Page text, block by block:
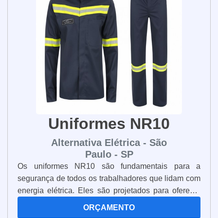
Ao escolher o grupo gerador a diesel ideal, é
importante considerar diversos fatores para
garantir que atenda às suas necessidades
específicas.
Certifique-se de que o grupo gerador
escolhido tenha capacidade suficiente para
suprir essa demanda, considerando também
possíveis picos de carga.
Determine o tipo de aplicação em que o
grupo gerador será utilizado. Por exemplo, se
será para uso residencial, comercial ou
industrial.
curto-circuito. Estes dispositivos são extremamente
úteis para qualquer pessoa que precise medir
voltagem de circuitos elétricos, pois oferecem uma
leitura precisa e confiável.
Uniformes NR10
Alternativa Elétrica - São
Paulo - SP
Os uniformes NR10 são fundamentais para a
segurança de todos os trabalhadores que lidam com
energia elétrica. Eles são projetados para oferecer
proteção contra choques elétricos, queimaduras,
ORÇAMENTO